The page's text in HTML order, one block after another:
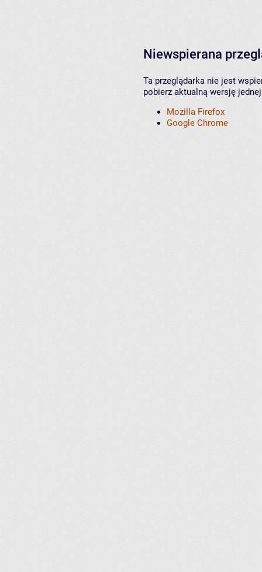
Niewspierana
Ta przeglądarka nie jest
pobierz aktualną wersję
Mozilla Firefox
Google Chrome